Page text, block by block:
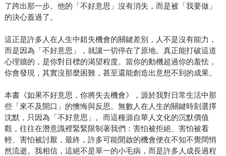
了跨出那一步。他的「不好意思」沒有消失，而是被「我要做」
的決心蓋過了。
這正是許多人在人生中錯失機會的關鍵差別，人不是沒有能力，
而是因為「不好意思」，就讓一切停在了原地。真正能打破這道
心理牆的，是你對目標的渴望程度。當你的動機超過你的羞怯，
你會發現，其實沒那麼困難，甚至還能創造出意想不到的成果。
本書《如果不好意思，你將失去機會》，源於我對日常生活中那
些「來不及開口」的懊悔與反思。無數人在人生的關鍵時刻選擇
沈默，只因為「不好意思」。而這種源自華人文化的沉默價值
觀，往往在潛意識裡緊緊限制著我們：害怕被拒絕、害怕被看
輕、害怕被討厭，最終，許多可能開啟的機會便在不知不覺間悄
然流逝。我相信，這絕不是單一的小毛病，而是許多人成長過程